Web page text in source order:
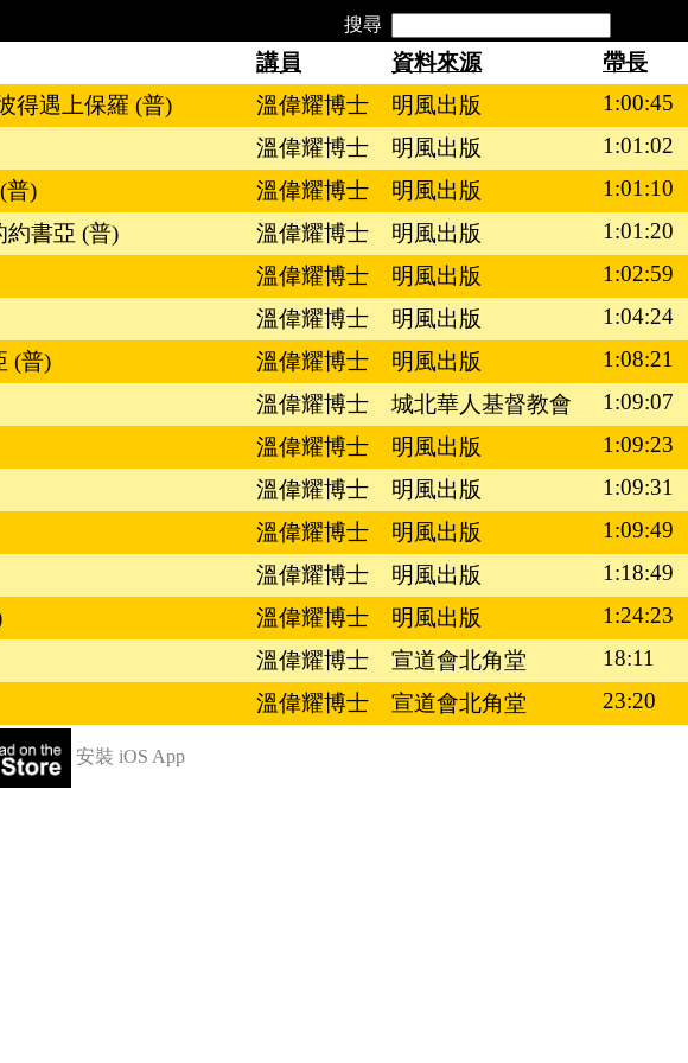
搜尋
講員 資料來源
帶長
得遇上保羅 (普) 溫偉耀博士 明風出版
1:00:45
溫偉耀博士 明風出版
1:01:02
普) 溫偉耀博士 明風出版
1:01:10
約書亞 (普) 溫偉耀博士 明風出版
1:01:20
溫偉耀博士 明風出版
1:02:59
溫偉耀博士 明風出版
1:04:24
(普) 溫偉耀博士 明風出版
1:08:21
溫偉耀博士 城北華人基督教會
1:09:07
溫偉耀博士 明風出版
1:09:23
溫偉耀博士 明風出版
1:09:31
溫偉耀博士 明風出版
1:09:49
溫偉耀博士 明風出版
1:18:49
溫偉耀博士 明風出版
1:24:23
溫偉耀博士 宣道會北角堂
18:11
溫偉耀博士 宣道會北角堂 23:20
安裝 iOS App